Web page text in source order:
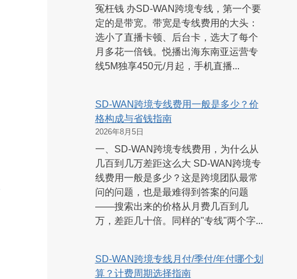
冤枉钱 办SD-WAN跨境专线，第一个要
定的是带宽。带宽是专线费用的大头：
选小了直播卡顿、后台卡，选大了每个
月多花一倍钱。悦播出海东南亚运营专
线5M独享450元/月起，手机直播...
SD-WAN跨境专线费用一般是多少？价
格构成与省钱指南
2026年8月5日
一、SD-WAN跨境专线费用，为什么从
几百到几万差距这么大 SD-WAN跨境专
线费用一般是多少？这是跨境团队最常
问的问题，也是最难得到答案的问题
——搜索出来的价格从月费几百到几
万，差距几十倍。同样的"专线"两个字...
SD-WAN跨境专线月付/季付/年付哪个划
算？计费周期选择指南